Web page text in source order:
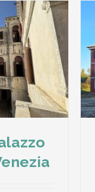
– Laguna
(VE)